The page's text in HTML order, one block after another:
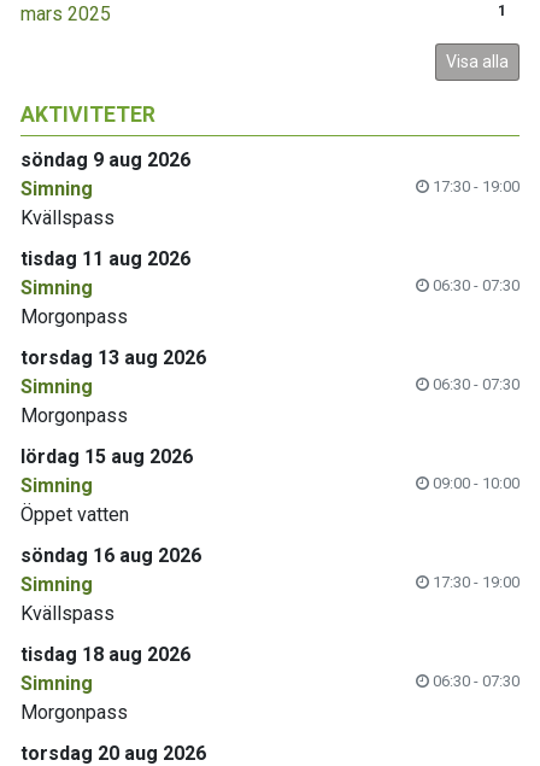
mars 2025 1
Visa alla
AKTIVITETER
söndag 9 aug 2026
Simning
17:30 - 19:00
Kvällspass
tisdag 11 aug 2026
Simning
06:30 - 07:30
Morgonpass
torsdag 13 aug 2026
Simning
06:30 - 07:30
Morgonpass
lördag 15 aug 2026
Simning
09:00 - 10:00
Öppet vatten
söndag 16 aug 2026
Simning
17:30 - 19:00
Kvällspass
tisdag 18 aug 2026
Simning
06:30 - 07:30
Morgonpass
torsdag 20 aug 2026